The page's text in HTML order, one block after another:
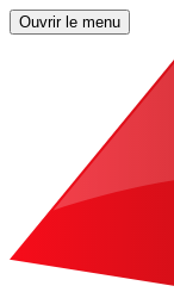
Ouvrir le menu